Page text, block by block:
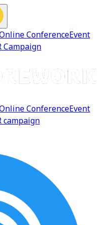
ConferenceEvent
Campaign
ConferenceEvent
campaign